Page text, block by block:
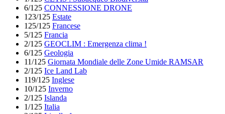
6/125 CONNESSIONE DRONE
123/125 Estate
125/125 Francese
5/125 Francia
2/125 GEOCLIM : Emergenza clima !
6/125 Geologia
11/125 Giornata Mondiale delle Zone Umide RAMSAR
2/125 Ice Land Lab
119/125 Inglese
10/125 Inverno
2/125 Islanda
1/125 Italia